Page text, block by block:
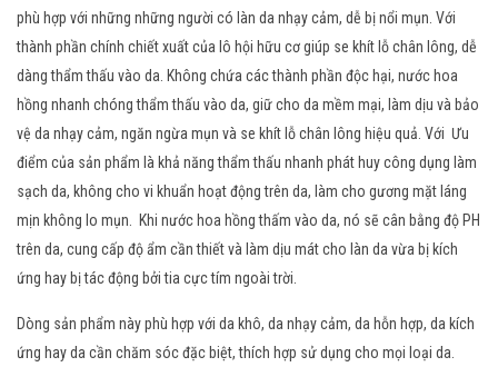
phù hợp với những những người có làn da nhạy cảm, dễ bị nổi mụn. Với
thành phần chính chiết xuất của lô hội hữu cơ giúp se khít lỗ chân lông, dễ
dàng thẩm thấu vào da. Không chứa các thành phần độc hại, nước hoa
hồng nhanh chóng thẩm thấu vào da, giữ cho da mềm mại, làm dịu và bảo
vệ da nhạy cảm, ngăn ngừa mụn và se khít lỗ chân lông hiệu quả. Với Ưu
điểm của sản phẩm là khả năng thẩm thấu nhanh phát huy công dụng làm
sạch da, không cho vi khuẩn hoạt động trên da, làm cho gương mặt láng
mịn không lo mụn. Khi nước hoa hồng thấm vào da, nó sẽ cân bằng độ PH
trên da, cung cấp độ ẩm cần thiết và làm dịu mát cho làn da vừa bị kích
ứng hay bị tác động bởi tia cực tím ngoài trời.
Dòng sản phẩm này phù hợp với da khô, da nhạy cảm, da hỗn hợp, da kích
ứng hay da cần chăm sóc đặc biệt, thích hợp sử dụng cho mọi loại da.